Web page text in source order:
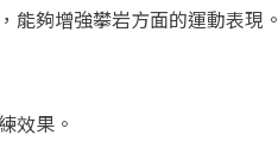
能夠增強攀岩方面的運動表現。
效果。